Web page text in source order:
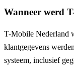
Wanneer werd
T-Mobile Nederland
klantgegevens
systeem, inclusief